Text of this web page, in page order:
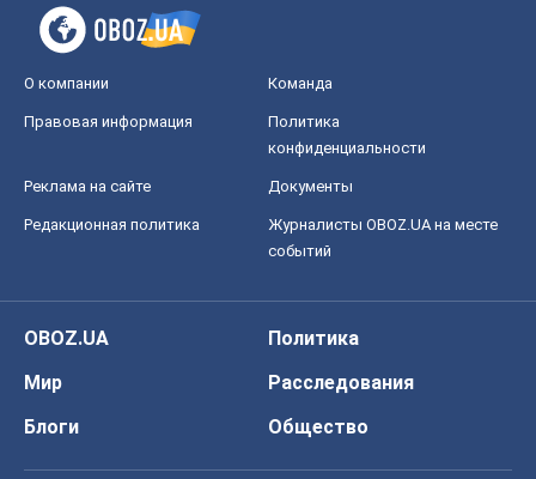
О компании Команда
Правовая информация
Политика
конфиденциальности
Реклама на сайте Документы
Редакционная политика
Журналисты OBOZ.UA на месте
событий
OBOZ.UA
Политика
Мир
Расследования
Блоги
Общество